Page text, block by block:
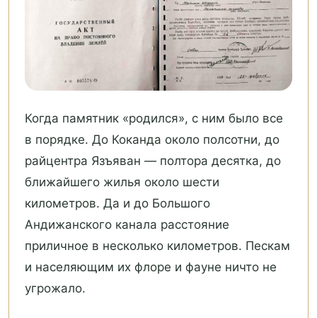
Когда памятник «родился», с ним было все
в порядке. До Коканда около полсотни, до
райцентра Язъяван — полтора десятка, до
ближайшего жилья около шести
километров. Да и до Большого
Андижанского канала расстояние
приличное в несколько километров. Пескам
и населяющим их флоре и фауне ничто не
угрожало.